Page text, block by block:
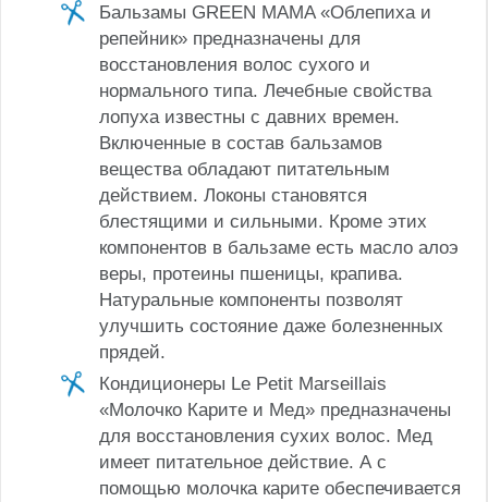
Бальзамы GREEN MAMA «Облепиха и
репейник» предназначены для
восстановления волос сухого и
нормального типа. Лечебные свойства
лопуха известны с давних времен.
Включенные в состав бальзамов
вещества обладают питательным
действием. Локоны становятся
блестящими и сильными. Кроме этих
компонентов в бальзаме есть масло алоэ
веры, протеины пшеницы, крапива.
Натуральные компоненты позволят
улучшить состояние даже болезненных
прядей.
Кондиционеры Le Petit Marseillais
«Молочко Карите и Мед» предназначены
для восстановления сухих волос. Мед
имеет питательное действие. А с
помощью молочка карите обеспечивается